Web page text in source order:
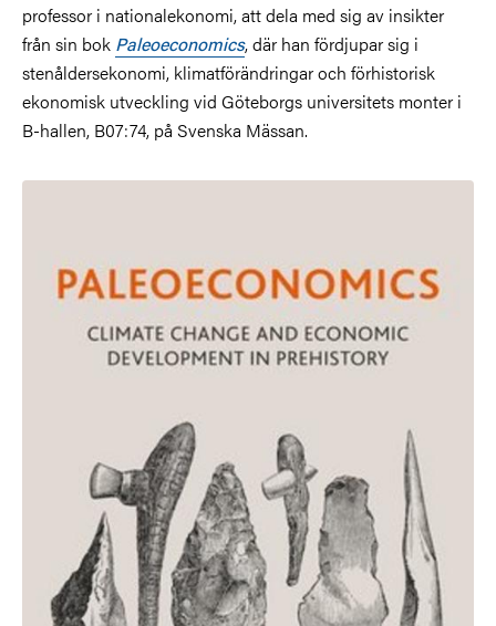
professor i nationalekonomi, att dela med sig av insikter
från sin bok Paleoeconomics, där han fördjupar sig i
stenåldersekonomi, klimatförändringar och förhistorisk
ekonomisk utveckling vid Göteborgs universitets monter i
B-hallen, B07:74, på Svenska Mässan.